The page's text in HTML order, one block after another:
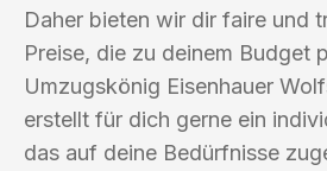
Daher bieten wir dir faire und
Preise, die zu deinem Budget
Umzugskönig Eisenhauer
erstellt für dich gerne ein
das auf deine Bedürfnisse